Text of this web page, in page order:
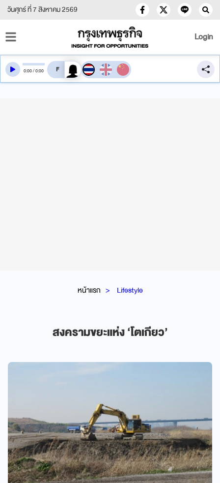
วันศุกร์ ที่ 7 สิงหาคม 2569
Login
หน้าแรก Lifestyle
สงครามขยะแห่ง ‘โตเกียว’
0:00/0:00 สลับเสียงอ่าน